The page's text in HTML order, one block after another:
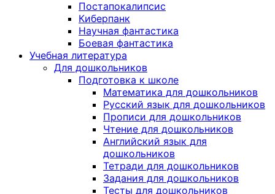
Постапокалипсис
Киберпанк
Научная фантастика
Боевая фантастика
Учебная литература
Для дошкольников
Подготовка к школе
Математика для дошкольников
Русский язык для дошкольников
Прописи для дошкольников
Чтение для дошкольников
Английский язык для
дошкольников
Тетради для дошкольников
Задания для дошкольников
Тесты для дошкольников